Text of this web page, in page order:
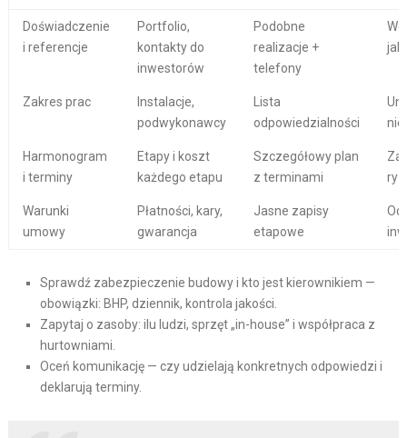
Doświadczenie
i referencje
Portfolio,
kontakty do
inwestorów
Podobne
realizacje +
telefony
Zakres prac
Instalacje,
podwykonawcy
Lista
odpowiedzialności
Harmonogram
i terminy
Etapy i koszt
każdego etapu
Szczegółowy plan
z terminami
Warunki
umowy
Płatności, kary,
gwarancja
Jasne zapisy
etapowe
Sprawdź zabezpieczenie budowy i kto jest kierownikiem —
obowiązki: BHP, dziennik, kontrola jakości.
Zapytaj o zasoby: ilu ludzi, sprzęt „in-house” i współpraca z
hurtowniami.
Oceń komunikację — czy udzielają konkretnych odpowiedzi i
deklarują terminy.